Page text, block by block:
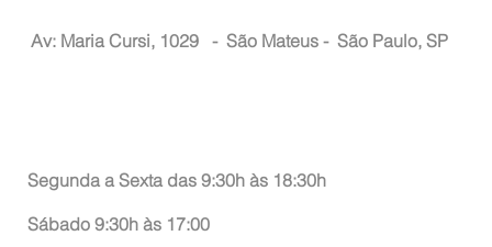
Av: Maria Cursi, 1029 - São Mateus - São Paulo, SP
Segunda a Sexta das 9:30h às 18:30h
Sábado 9:30h às 17:00